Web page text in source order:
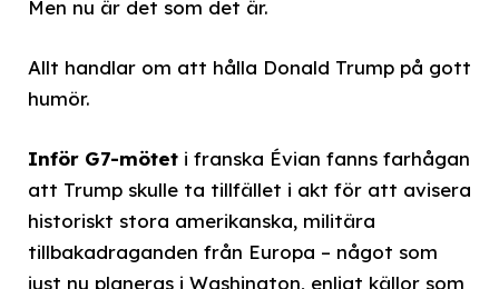
Men nu är det som det är.
Allt handlar om att hålla Donald Trump på gott
humör.
Inför G7-mötet i franska Évian fanns farhågan
att Trump skulle ta tillfället i akt för att avisera
historiskt stora amerikanska, militära
tillbakadraganden från Europa – något som
just nu planeras i Washington, enligt källor som